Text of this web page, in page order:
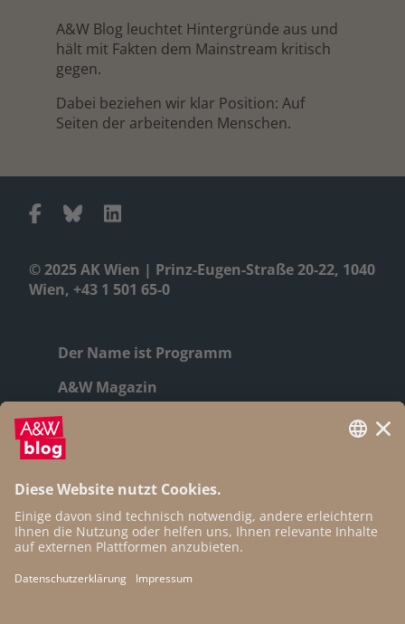
© 2025 AK Wien | Prinz-Eugen-Straße 20-22, 1040
Wien, +43 1 501 65-0
Der Name ist Programm
A&W Magazin
Geschichte
Autor:innen
Newsletter
Open Access
A&W Blog leuchtet Hintergründe aus und
hält mit Fakten dem Mainstream kritisch
gegen.
Dabei beziehen wir klar Position: Auf
Seiten der arbeitenden Menschen.